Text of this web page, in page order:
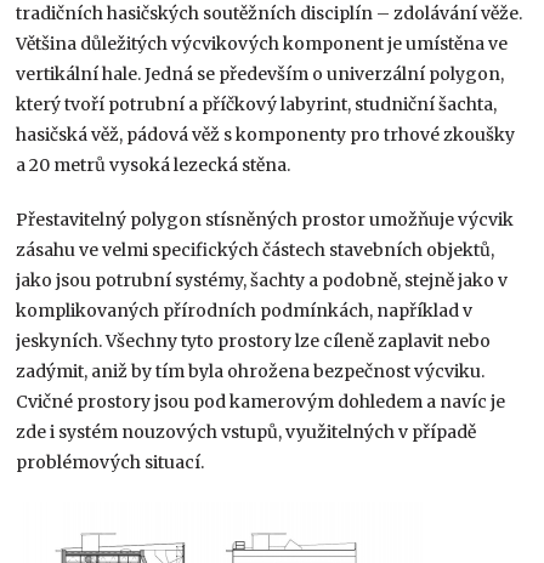
tradičních hasičských soutěžních disciplín – zdolávání věže.
Většina důležitých výcvikových komponent je umístěna ve
vertikální hale. Jedná se především o univerzální polygon,
který tvoří potrubní a příčkový labyrint, studniční šachta,
hasičská věž, pádová věž s komponenty pro trhové zkoušky
a 20 metrů vysoká lezecká stěna.
Přestavitelný polygon stísněných prostor umožňuje výcvik
zásahu ve velmi specifických částech stavebních objektů,
jako jsou potrubní systémy, šachty a podobně, stejně jako v
komplikovaných přírodních podmínkách, například v
jeskyních. Všechny tyto prostory lze cíleně zaplavit nebo
zadýmit, aniž by tím byla ohrožena bezpečnost výcviku.
Cvičné prostory jsou pod kamerovým dohledem a navíc je
zde i systém nouzových vstupů, využitelných v případě
problémových situací.